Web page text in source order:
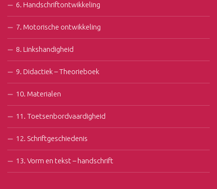
6. Handschriftontwikkeling
7. Motorische ontwikkeling
8. Linkshandigheid
9. Didactiek – Theorieboek
10. Materialen
11. Toetsenbordvaardigheid
12. Schriftgeschiedenis
13. Vorm en tekst – handschrift